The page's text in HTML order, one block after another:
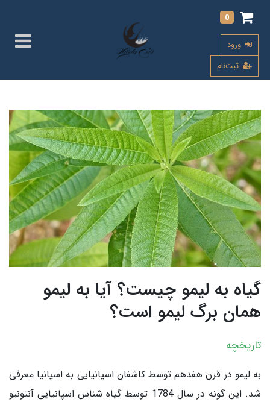
0
ورود
ثبت‌نام
گیاه به لیمو چیست؟ آیا به لیمو
همان برگ لیمو است؟
تاریخچه
به لیمو در قرن هفدهم توسط کاشفان اسپانیایی به اسپانیا معرفی
شد. این گونه در سال 1784 توسط گیاه شناس اسپانیایی آنتونیو